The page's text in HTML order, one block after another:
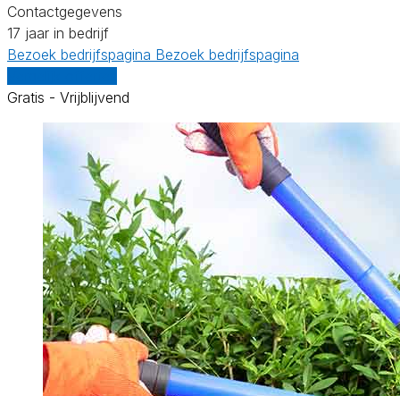
Contactgegevens
17 jaar in bedrijf
Bezoek bedrijfspagina Bezoek bedrijfspagina
Gratis - Vrijblijvend